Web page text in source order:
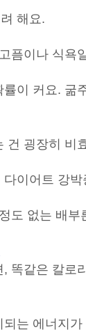
해요.
픔이나 식욕
이 커요. 굶
건 굉장히 비
이어트 강
도 없는 배
똑같은 칼로
는 에너지